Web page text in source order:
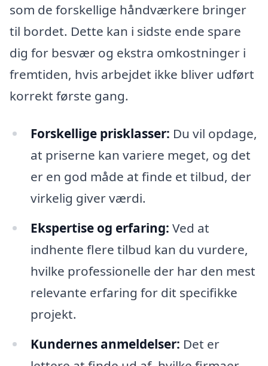
som de forskellige håndværkere bringer
til bordet. Dette kan i sidste ende spare
dig for besvær og ekstra omkostninger i
fremtiden, hvis arbejdet ikke bliver udført
korrekt første gang.
Forskellige prisklasser: Du vil opdage,
at priserne kan variere meget, og det
er en god måde at finde et tilbud, der
virkelig giver værdi.
Ekspertise og erfaring: Ved at
indhente flere tilbud kan du vurdere,
hvilke professionelle der har den mest
relevante erfaring for dit specifikke
projekt.
Kundernes anmeldelser: Det er